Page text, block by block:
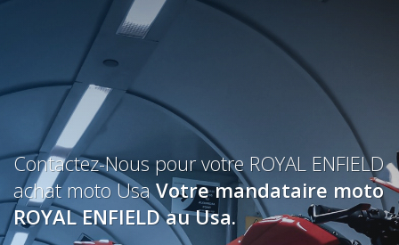
Contactez-Nous pour votre ROYAL ENFIELD
achat moto UsaVotre mandataire moto
ROYAL ENFIELD au Usa.